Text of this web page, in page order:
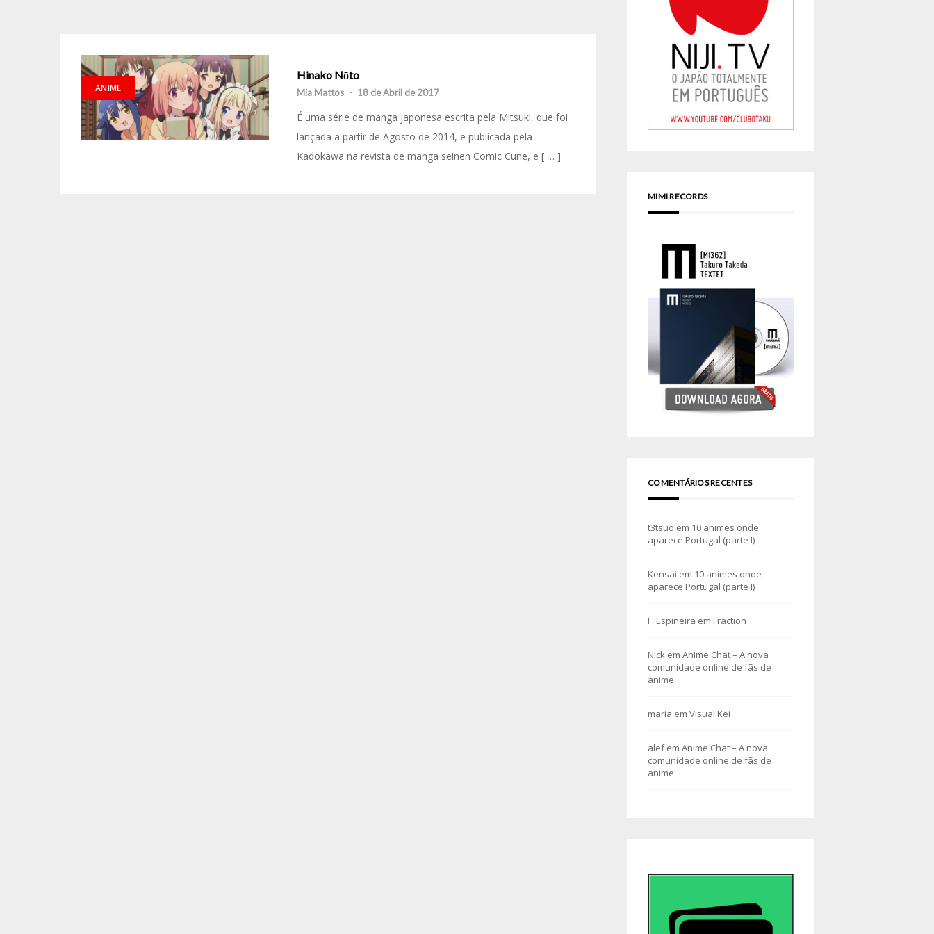
ANIME
Hinako Nōto
Mia Mattos - 18 de Abril de 2017
É uma série de manga japonesa escrita pela Mitsuki, que foi
lançada a partir de Agosto de 2014, e publicada pela
Kadokawa na revista de manga seinen Comic Cune, e [ … ]
MIMI RECORDS
COMENTÁRIOS RECENTES
t3tsuo em 10 animes onde
aparece Portugal (parte I)
Kensai em 10 animes onde
aparece Portugal (parte I)
F. Espiñeira em Fraction
Nick em Anime Chat – A nova
comunidade online de fãs de
anime
maria em Visual Kei
alefem Anime Chat – A nova
comunidade online de fãs de
anime